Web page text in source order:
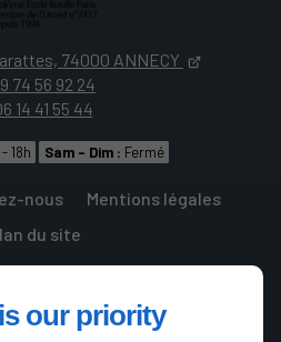
our priority
74000 ANNECY
74 56 92 24
14 41 55 44
18h Sam - Dim : Fermé
nous
Mentions légales
du site